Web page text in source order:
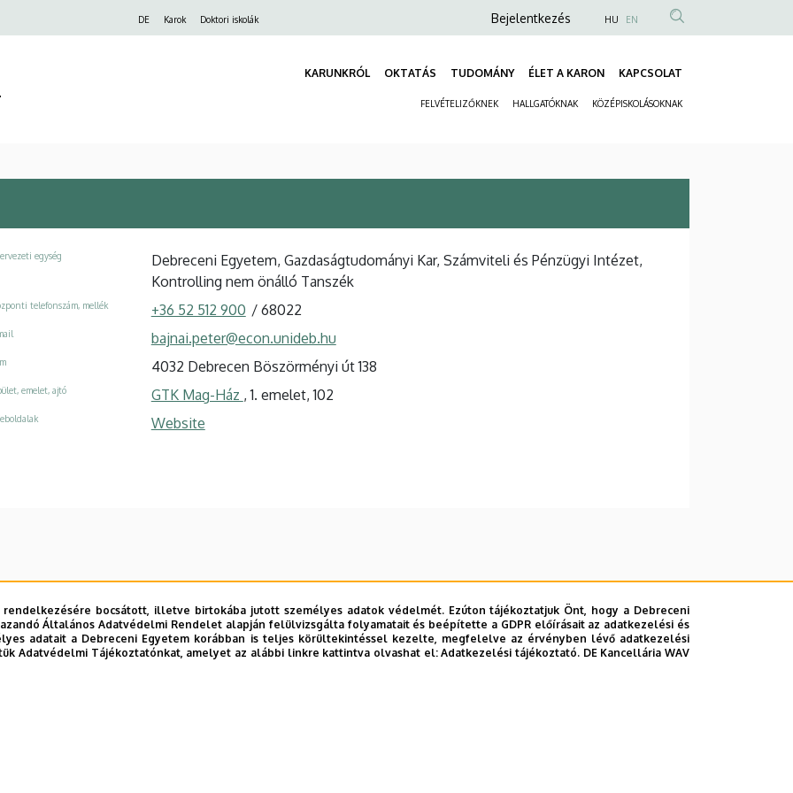
DE Karok Doktori iskolák
Anonim
fiók
Bejelentkezés HU EN
KARUNKRÓL OKTATÁS TUDOMÁNY ÉLET A KARON KAPCSOLAT
FELVÉTELIZŐKNEK HALLGATÓKNAK KÖZÉPISKOLÁSOKNAK
egység
Debreceni Egyetem, Gazdaságtudományi Kar, Számviteli és Pénzügyi Intézet,
Kontrolling nem önálló Tanszék
telefonszám, mellék +36 52 512 900 / 68022
bajnai.peter@econ.unideb.hu
4032 Debrecen Böszörményi út 138
emelet, ajtó GTK Mag-Ház , 1. emelet, 102
Website
bocsátott, illetve birtokába jutott személyes adatok védelmét. Ezúton tájékoztatjuk Önt, hogy a Debreceni
Általános Adatvédelmi Rendelet alapján felülvizsgálta folyamatait és beépítette a GDPR előírásait az adatkezelési és
adatait a Debreceni Egyetem korábban is teljes körültekintéssel kezelte, megfelelve az érvényben lévő adatkezelési
Adatvédelmi Tájékoztatónkat, amelyet az alábbi linkre kattintva olvashat el:Adatkezelési tájékoztató. DE Kancellária WAV